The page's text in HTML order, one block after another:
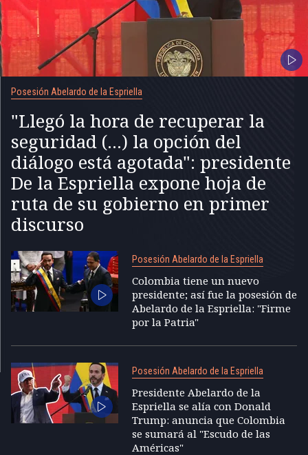
Posesión Abelardo de la Espriella
"Llegó la hora de recuperar la
seguridad (...) la opción del
diálogo está agotada": presidente
De la Espriella expone hoja de
ruta de su gobierno en primer
discurso
Posesión Abelardo de la Espriella
Colombia tiene un nuevo
presidente; así fue la posesión de
Abelardo de la Espriella: "Firme
por la Patria"
Posesión Abelardo de la Espriella
Presidente Abelardo de la
Espriella se alía con Donald
Trump: anuncia que Colombia
se sumará al "Escudo de las
Américas"